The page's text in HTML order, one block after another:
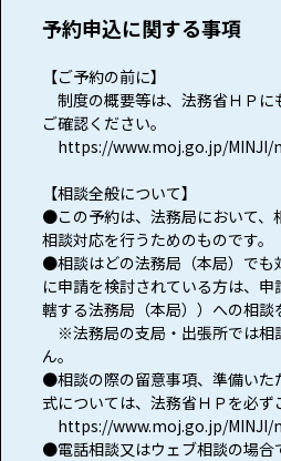
予約申込に関する事項
【ご予約の前に】
制度の概要等は、法務省ＨＰに
ご確認ください。
https://www.moj.go.jp/MINJI/
【相談全般について】
●この予約は、法務局において、
相談対応を行うためのものです。
●相談はどの法務局（本局）でも
に申請を検討されている方は、
轄する法務局（本局））への相談
※法務局の支局・出張所では相
ん。
●相談の際の留意事項、準備いた
式については、法務省ＨＰを必ず
https://www.moj.go.jp/MINJI/
●電話相談又はウェブ相談の場合